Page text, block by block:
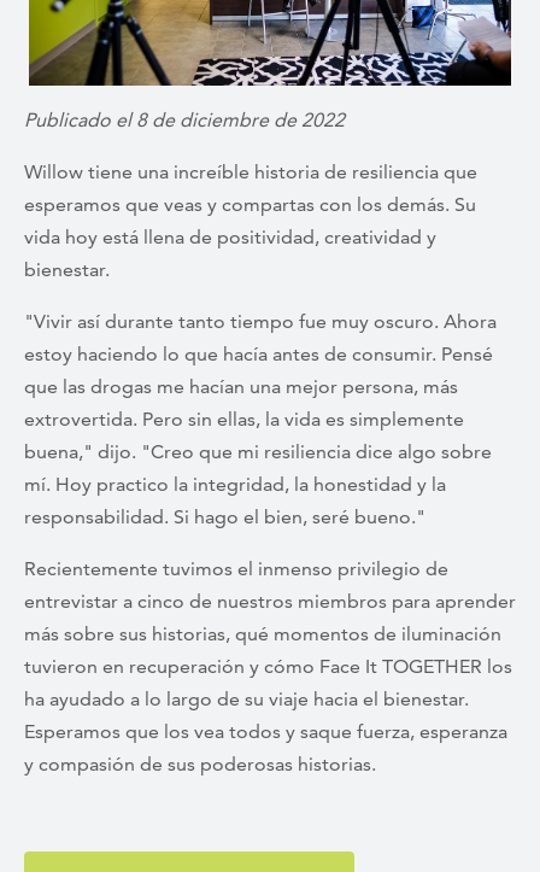
Publicado el 8 de diciembre de 2022
Willow tiene una increíble historia de resiliencia que
esperamos que veas y compartas con los demás. Su
vida hoy está llena de positividad, creatividad y
bienestar.
"Vivir así durante tanto tiempo fue muy oscuro. Ahora
estoy haciendo lo que hacía antes de consumir. Pensé
que las drogas me hacían una mejor persona, más
extrovertida. Pero sin ellas, la vida es simplemente
buena," dijo. "Creo que mi resiliencia dice algo sobre
mí. Hoy practico la integridad, la honestidad y la
responsabilidad. Si hago el bien, seré bueno."
Recientemente tuvimos el inmenso privilegio de
entrevistar a cinco de nuestros miembros para aprender
más sobre sus historias, qué momentos de iluminación
tuvieron en recuperación y cómo Face It TOGETHER los
ha ayudado a lo largo de su viaje hacia el bienestar.
Esperamos que los vea todos y saque fuerza, esperanza
y compasión de sus poderosas historias.